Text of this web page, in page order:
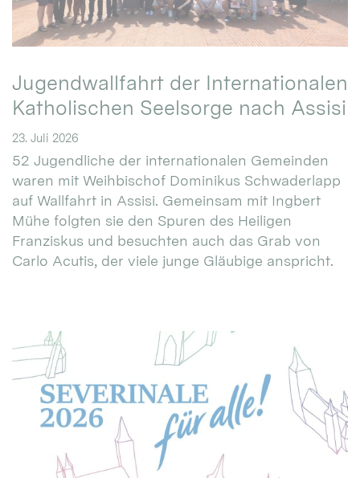
Jugendwallfahrt der Internationalen
Katholischen Seelsorge nach Assisi
23. Juli 2026
52 Jugendliche der internationalen Gemeinden
waren mit Weihbischof Dominikus Schwaderlapp
auf Wallfahrt in Assisi. Gemeinsam mit Ingbert
Mühe folgten sie den Spuren des Heiligen
Franziskus und besuchten auch das Grab von
Carlo Acutis, der viele junge Gläubige anspricht.